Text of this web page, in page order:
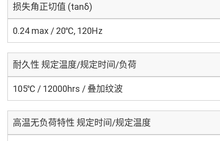
损失角正切值 (tanδ)
0.24 max / 20℃, 120Hz
耐久性 规定温度/规定时间/负荷
105℃ / 12000hrs / 叠加纹波
高温无负荷特性 规定时间/规定温度